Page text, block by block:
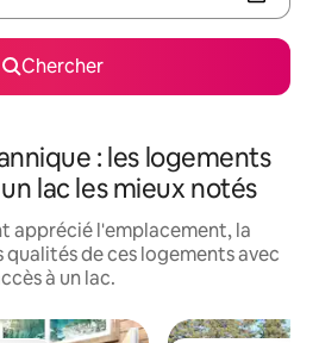
Chercher
: les logements
lac les mieux notés
apprécié l'emplacement, la
de ces logements avec
à un lac.